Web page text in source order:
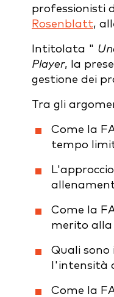
professionisti
Rosenblatt,
Intitolata "
Player, la
gestione dei
Tra gli
Come la
tempo
Come la
merito alla
Quali
l'intensità
Come la